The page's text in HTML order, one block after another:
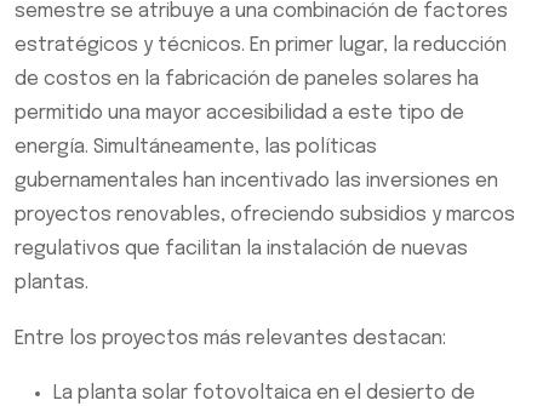
semestre se atribuye a una combinación de factores
estratégicos y técnicos. En primer lugar, la reducción
de costos en la fabricación de paneles solares ha
permitido una mayor accesibilidad a este tipo de
energía. Simultáneamente, las políticas
gubernamentales han incentivado las inversiones en
proyectos renovables, ofreciendo subsidios y marcos
regulativos que facilitan la instalación de nuevas
plantas.
Entre los proyectos más relevantes destacan:
La planta solar fotovoltaica en el desierto de